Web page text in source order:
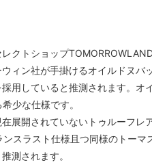
クトショップ
ィン社が手掛けるオイルドヌ
用していると推測されます。
少な仕様です。
展開されていないトゥルーフ
スラスト仕様且つ同様のトー
測されます。